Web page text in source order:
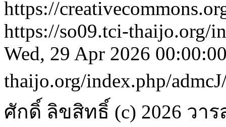
https://
https://so09.tci-thaijo.org/
Wed, 29 Apr 2026
thaijo.org/index.php/
ศักดิ์ ลิขสิทธิ์ (c) 2026 วา